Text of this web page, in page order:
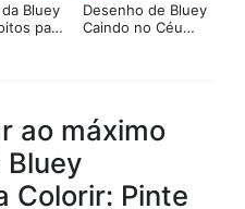
Bluey
para
Desenho de Bluey
Caindo no Céu
ao máximo
Bluey
Colorir: Pinte